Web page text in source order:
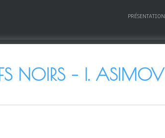
PRÉSENTATION
NOIRS – I. ASIMOV